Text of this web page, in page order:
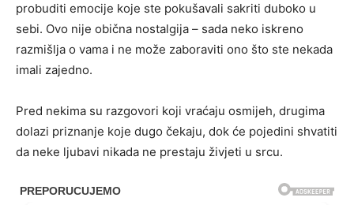
probuditi emocije koje ste pokušavali sakriti duboko u
sebi. Ovo nije obična nostalgija – sada neko iskreno
razmišlja o vama i ne može zaboraviti ono što ste nekada
imali zajedno.
Pred nekima su razgovori koji vraćaju osmijeh, drugima
dolazi priznanje koje dugo čekaju, dok će pojedini shvatiti
da neke ljubavi nikada ne prestaju živjeti u srcu.